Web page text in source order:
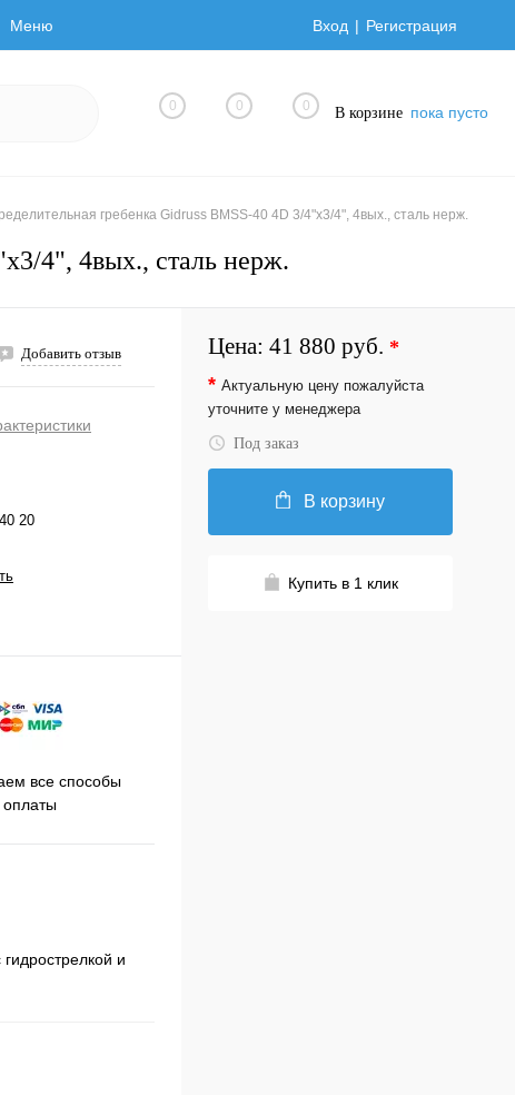
Меню Вход Регистрация
0 0 0 В корзине пока пусто
гребенка Gidruss BMSS-40 4D 3/4"х3/4", 4вых., сталь нерж.
4", 4вых., сталь нерж.
Добавить отзыв
20
все способы
оплаты
и
Цена: 41 880 руб. *
* Актуальную цену пожалуйста
уточните у менеджера
Под заказ
В корзину
Купить в 1 клик